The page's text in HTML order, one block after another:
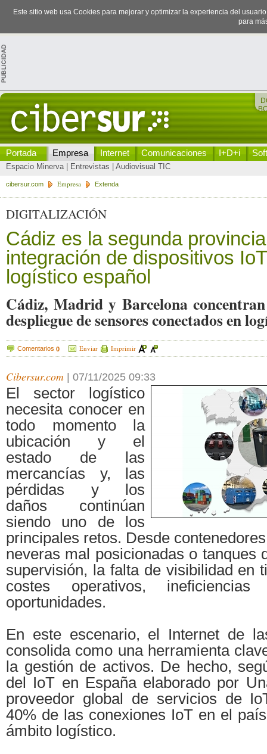
Este sitio web usa Cookies para mejorar y optimizar la experiencia del
para
Portada Empresa Internet Comunicaciones I+D+i
Espacio Minerva| Entrevistas Audiovisual TIC
cibersur.com Empresa Extenda
DIGITALIZACIÓN
Cádiz es la segunda
integración de dispositivos
logístico español
Cádiz, Madrid y Barcelona
despliegue de sensores conectados en
Comentarios 0 Enviar Imprimir
Cibersur.com 07/11/2025 09:33
El sector logístico
necesita conocer en
todo momento la
ubicación y el
estado de las
mercancías y, las
pérdidas y los
daños continúan
siendo uno de los
principales retos. Desde
neveras mal posicionadas o tanques
supervisión, la falta de visibilidad en
costes operativos,
oportunidades.
En este escenario, el Internet de
consolida como una herramienta
la gestión de activos. De hecho,
del IoT en España elaborado por
proveedor global de servicios de
40% de las conexiones IoT en el
ámbito logístico.